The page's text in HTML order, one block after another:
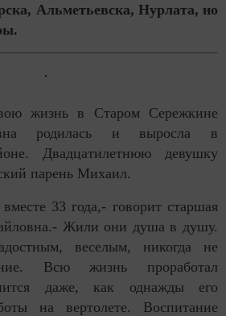
Альметьевска, Нурлата, но
жизнь в Старом Сережкине
родилась и выросла в
Двадцатилетнюю девушку
парень Михаил.
33 года,- говорит старшая
Жили они душа в душу.
веселым, никогда не
Всю жизнь проработал
даже, как однажды его
на вертолете. Воспитание